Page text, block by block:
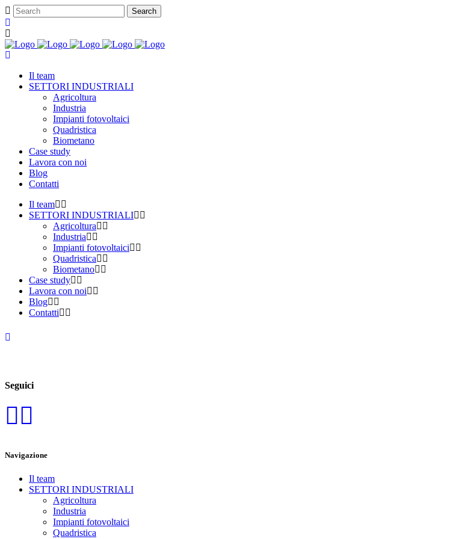
Il team
SETTORI INDUSTRIALI
Agricoltura
Industria
Impianti fotovoltaici
Quadristica
Biometano
Case study
Lavora con noi
Blog
Contatti
Il team
SETTORI INDUSTRIALI
Agricoltura
Industria
Impianti fotovoltaici
Quadristica
Biometano
Case study
Lavora con noi
Blog
Contatti
Seguici
Navigazione
Il team
SETTORI INDUSTRIALI
Agricoltura
Industria
Impianti fotovoltaici
Quadristica